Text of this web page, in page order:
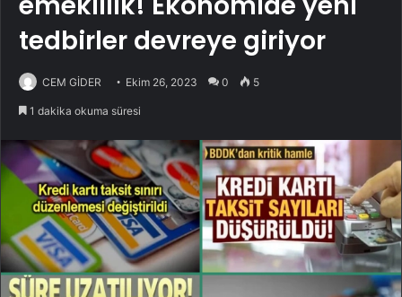
tedbirler devreye giriyor
CEM GİDER Ekim 26, 2023 0 5
1 dakika okuma süresi